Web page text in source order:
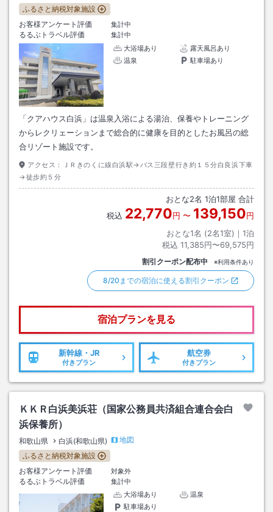
ふるさと納税対象施設
お客様アンケート評価
集計中
るるぶトラベル評価
集計中
大浴場あり
露天風呂あり
温泉
駐車場あり
「クアハウス白浜」は温泉入浴による湯治、保養やトレーニング
からレクリェーションまで総合的に健康を目的としたお風呂の総
合リゾート施設です。
アクセス：
ＪＲきのくに線白浜駅→バス三段壁行き約１５分白良浜下車
→徒歩約５分
おとな2名 1泊1部屋 合計
税込 22,770円 〜 139,150円
おとな1名 (2名1室)｜ 1泊
税込 11,385円〜69,575円
割引クーポン配布中 ※利用条件あり
8/20までの宿泊に使える割引クーポン
宿泊プランを見る
新幹線・JR
付きプラン
航空券
付きプラン
ＫＫＲ白浜美浜荘（国家公務員共済組合連合会白
浜保養所）
和歌山県 白浜(和歌山県)
地図
ふるさと納税対象施設
お客様アンケート評価
対象外
るるぶトラベル評価
集計中
大浴場あり
温泉
駐車場あり